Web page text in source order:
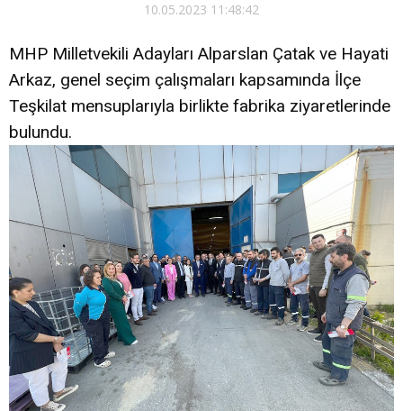
10.05.2023 11:48:42
MHP Milletvekili Adayları Alparslan Çatak ve Hayati
Arkaz, genel seçim çalışmaları kapsamında İlçe
Teşkilat mensuplarıyla birlikte fabrika ziyaretlerinde
bulundu.